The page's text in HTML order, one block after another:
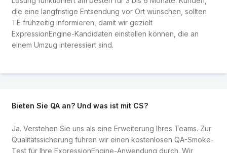
die eine langfristige Entsendung vor Ort wünschen, sollten
TE frühzeitig informieren, damit wir gezielt
ExpressionEngine-Kandidaten einstellen können, die an
einem Umzug interessiert sind.
Bieten Sie QA an? Und was ist mit CS?
Ja. Verstehen Sie uns als eine Erweiterung Ihres Teams. Zur
Qualitätssicherung führen wir einen kostenlosen QA-Smoke-
Test für Ihre ExpressionEngine-Anwendung durch. Wir